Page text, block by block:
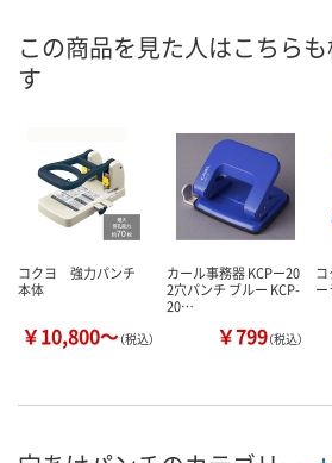
お届け日
カゴへ
メーカ
販売停
この商品を見た人はこちら
す
コクヨ 強力パンチ
本体
￥10,800～（税込）
カール事務器 KCPー20
2穴パンチ ブルー KCP-
20…
￥799（税込）
ー